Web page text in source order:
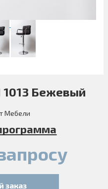
1013 Бежевый
Мебели
заказ